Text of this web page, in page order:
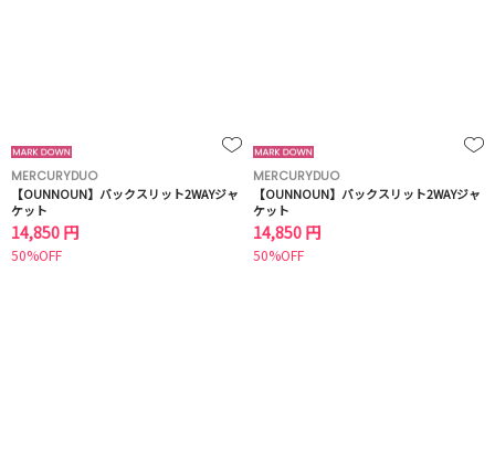
MERCURYDUO
【OUNNOUN】バックスリット2WAYジャ
ケット
14,850 円
50%OFF
MERCURYDUO
【OUNNOUN】バックスリット2WAYジャ
ケット
14,850 円
50%OFF